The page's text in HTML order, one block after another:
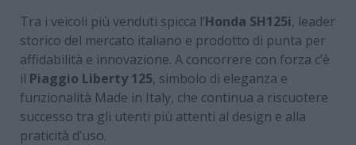
Tra i veicoli più venduti spicca l’Honda SH125i, leader
storico del mercato italiano e prodotto di punta per
affidabilità e innovazione. A concorrere con forza c’è
il Piaggio Liberty 125, simbolo di eleganza e
funzionalità Made in Italy, che continua a riscuotere
successo tra gli utenti più attenti al design e alla
praticità d’uso.